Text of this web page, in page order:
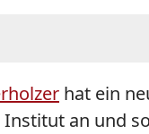
hat ein
an und